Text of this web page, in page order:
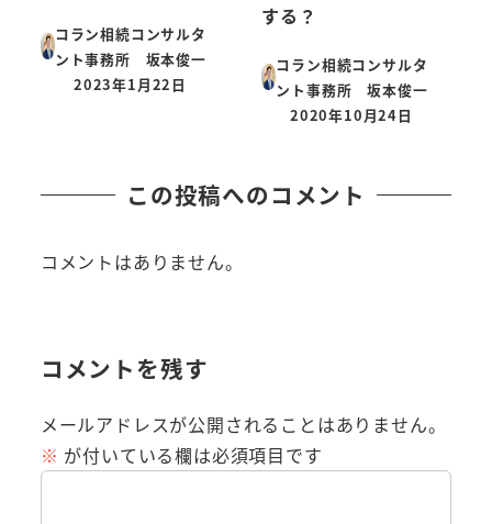
コラン相続コンサルタ
ント事務所 坂本俊一
投稿日
2023年1月22日
する？
コラン相続コンサルタ
ント事務所 坂本俊一
投稿日
2020年10月24日
この投稿へのコメント
コメントはありません。
コメントを残す
メールアドレスが公開されることはありません。
※ が付いている欄は必須項目です